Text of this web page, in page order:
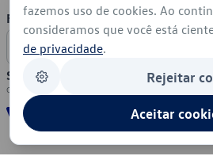
Formas de Pagamento
Segurança
fazemos uso de cookies. Ao
consideramos que você está
de privacidade.
Rejeitar
Aceitar